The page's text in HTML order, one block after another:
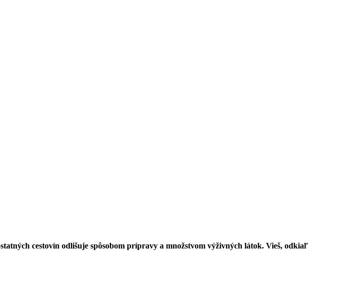
cestovín odlišuje spôsobom prípravy a množstvom výživných látok. Vieš, odkiaľ